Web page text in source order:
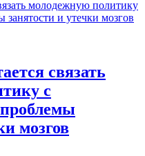
связать
с
мозгов